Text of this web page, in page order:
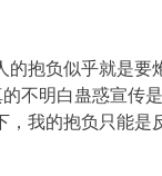
的抱负似乎就是要
不明白蛊惑宣传
，我的抱负只能是